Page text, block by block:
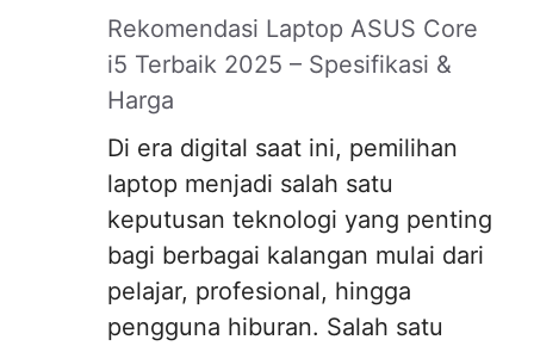
Rekomendasi Laptop ASUS Core
i5 Terbaik 2025 – Spesifikasi &
Harga
Di era digital saat ini, pemilihan
laptop menjadi salah satu
keputusan teknologi yang penting
bagi berbagai kalangan mulai dari
pelajar, profesional, hingga
pengguna hiburan. Salah satu